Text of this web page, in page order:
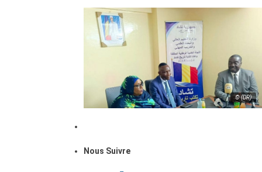
© (DR)
Nous Suivre